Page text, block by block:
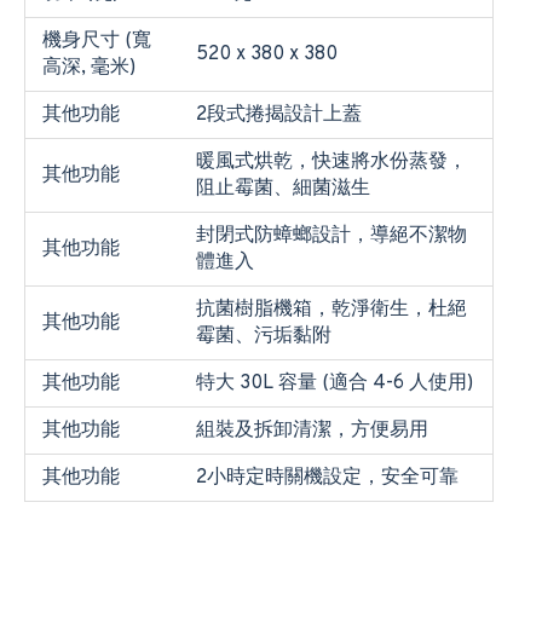
機身尺寸 (寬
高深, 毫米)
520 x 380 x 380
其他功能 2段式捲揭設計上蓋
其他功能
暖風式烘乾，快速將水份蒸發，
阻止霉菌、細菌滋生
其他功能
封閉式防蟑螂設計，導絕不潔物
體進入
其他功能
抗菌樹脂機箱，乾淨衛生，杜絕
霉菌、污垢黏附
其他功能
特大 30L 容量 (適合 4-6 人使用)
其他功能
組裝及拆卸清潔，方便易用
其他功能
2小時定時關機設定，安全可靠